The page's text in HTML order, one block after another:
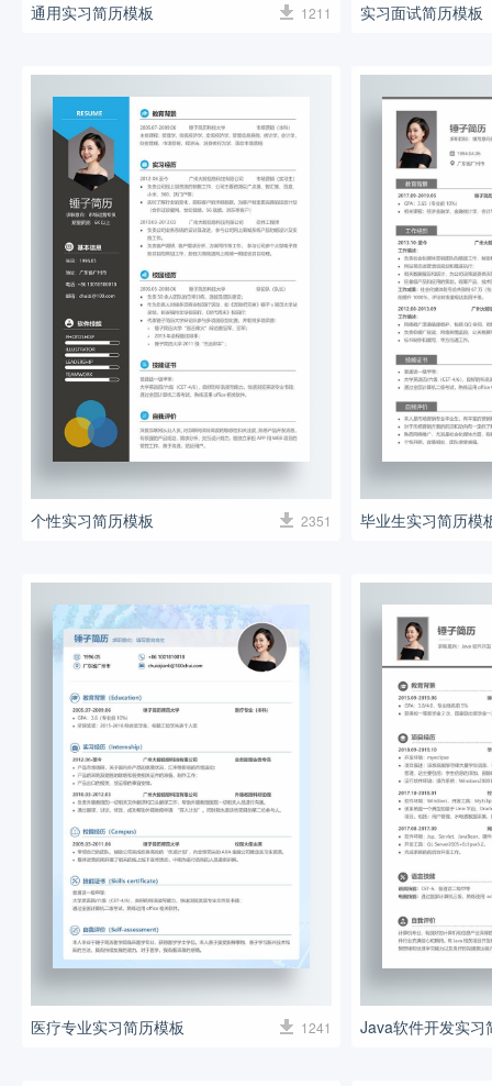
通用实习简历模板 1211 实习面试简历模板
个性实习简历模板 2351 毕业生实习简历模
医疗专业实习简历模板 1241 Java软件开发实习